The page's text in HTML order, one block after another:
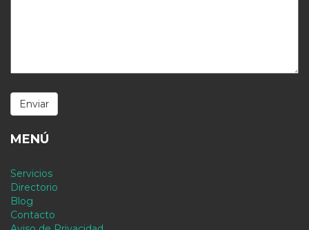
MENÚ
Servicios
Directorio
Blog
Contacto